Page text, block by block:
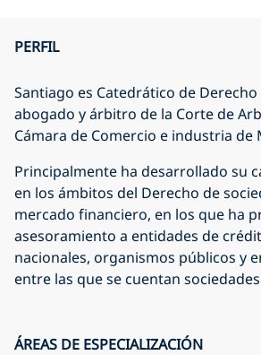
PERFIL
Santiago es Catedrático de
abogado y árbitro de la Corte de
Cámara de Comercio e industria de
Principalmente ha desarrollado su
en los ámbitos del Derecho de
mercado financiero, en los que ha
asesoramiento a entidades de
nacionales, organismos públicos y
entre las que se cuentan
ÁREAS DE ESPECIALIZACIÓN